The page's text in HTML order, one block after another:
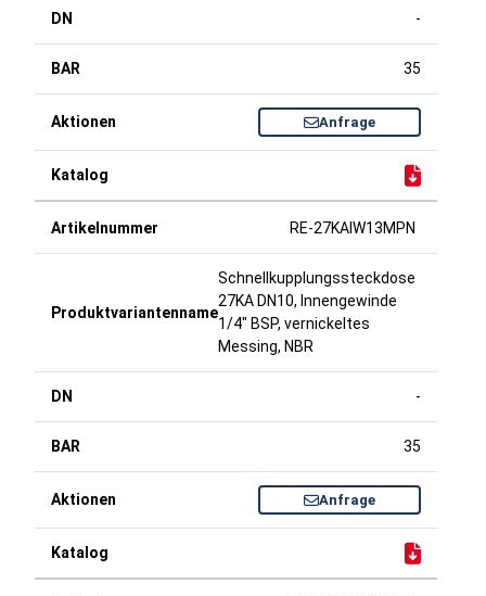
-
35
Anfrage
RE-27KAIW13MPN
Schnellkupplungssteckdose
27KA DN10, Innengewinde
1/4" BSP, vernickeltes
Messing, NBR
-
35
Anfrage